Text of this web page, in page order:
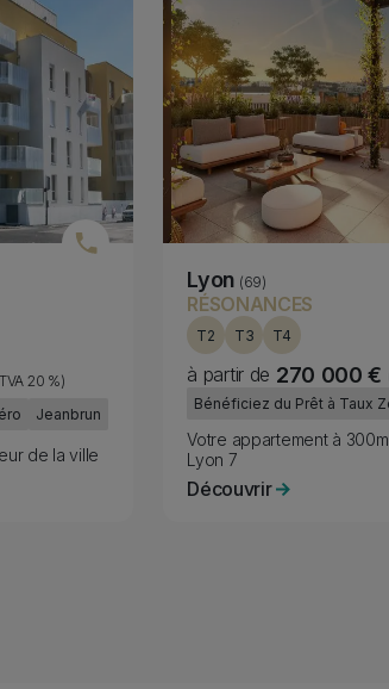
20 %)
Jeanbrun
de la ville
Lyon (69)
RÉSONANCES
T2 T3 T4
à partir de 270 000 €
Fiscality
Bénéficiez du Prêt à Taux
Subtitle
Votre appartement à
Lyon 7
Découvrir